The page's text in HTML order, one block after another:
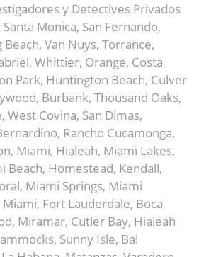
y Detectives Privados
Monica, San Fernando,
Beach, Van Nuys, Torrance,
Whittier, Orange, Costa
Park, Huntington Beach, Culver
Burbank, Thousand Oaks,
West Covina, San Dimas,
Rancho Cucamonga,
Miami, Hialeah, Miami Lakes,
Beach, Homestead, Kendall,
Miami Springs, Miami
Fort Lauderdale, Boca
Miramar, Cutler Bay, Hialeah
Sunny Isle, Bal